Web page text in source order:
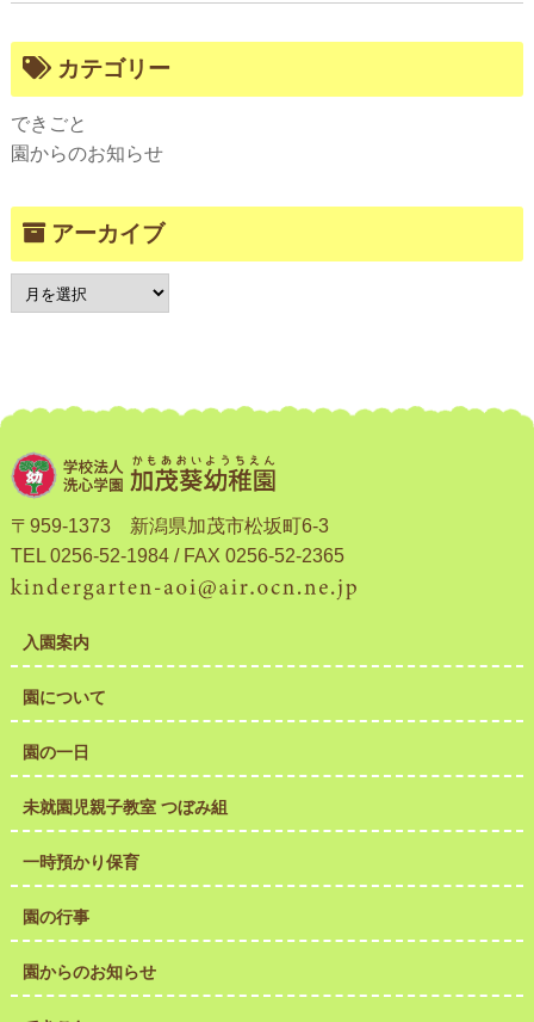
カテゴリー
できごと
園からのお知らせ
アーカイブ
〒959-1373 新潟県加茂市松坂町6-3
TEL 0256-52-1984 / FAX 0256-52-2365
入園案内
園について
園の一日
未就園児親子教室 つぼみ組
一時預かり保育
園の行事
園からのお知らせ